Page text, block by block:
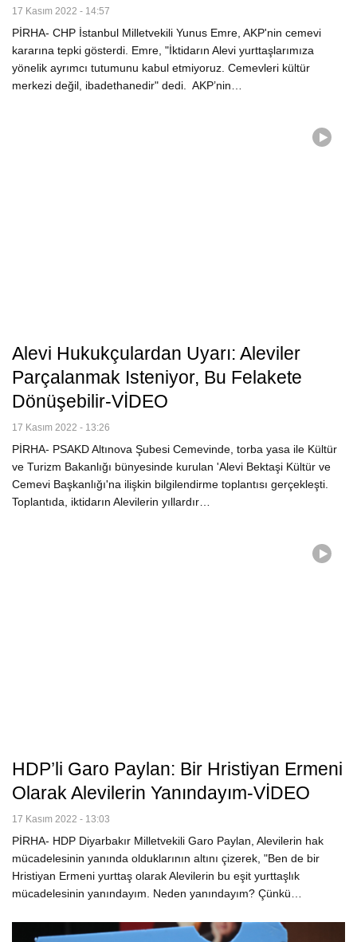
17 Kasım 2022 - 14:57
PİRHA- CHP İstanbul Milletvekili Yunus Emre, AKP'nin cemevi
kararına tepki gösterdi. Emre, "İktidarın Alevi yurttaşlarımıza
yönelik ayrımcı tutumunu kabul etmiyoruz. Cemevleri kültür
merkezi değil, ibadethanedir" dedi. AKP’nin…
Alevi Hukukçulardan Uyarı: Aleviler
Parçalanmak Isteniyor, Bu Felakete
Dönüşebilir-VİDEO
17 Kasım 2022 - 13:26
PİRHA- PSAKD Altınova Şubesi Cemevinde, torba yasa ile Kültür
ve Turizm Bakanlığı bünyesinde kurulan 'Alevi Bektaşi Kültür ve
Cemevi Başkanlığı'na ilişkin bilgilendirme toplantısı gerçekleşti.
Toplantıda, iktidarın Alevilerin yıllardır…
HDP’li Garo Paylan: Bir Hristiyan Ermeni
Olarak Alevilerin Yanındayım-VİDEO
17 Kasım 2022 - 13:03
PİRHA- HDP Diyarbakır Milletvekili Garo Paylan, Alevilerin hak
mücadelesinin yanında olduklarının altını çizerek, "Ben de bir
Hristiyan Ermeni yurttaş olarak Alevilerin bu eşit yurttaşlık
mücadelesinin yanındayım. Neden yanındayım? Çünkü…